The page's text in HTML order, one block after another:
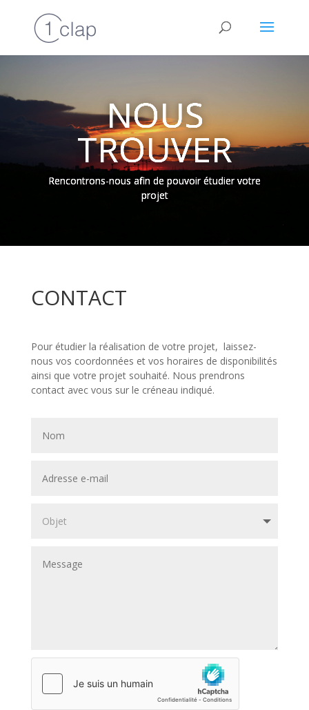
NOUS
TROUVER
Rencontrons-nous afin de pouvoir étudier votre
projet
CONTACT
Pour étudier la réalisation de votre projet, laissez-
nous vos coordonnées et vos horaires de disponibilités
ainsi que votre projet souhaité. Nous prendrons
contact avec vous sur le créneau indiqué.